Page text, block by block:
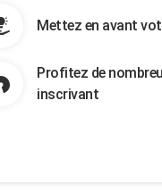
Mettez en avant
Profitez de
inscrivant